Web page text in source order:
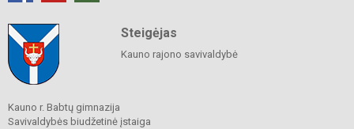
Steigėjas
Kauno rajono savivaldybė
Kauno r. Babtų gimnazija
Savivaldybės biudžetinė įstaiga